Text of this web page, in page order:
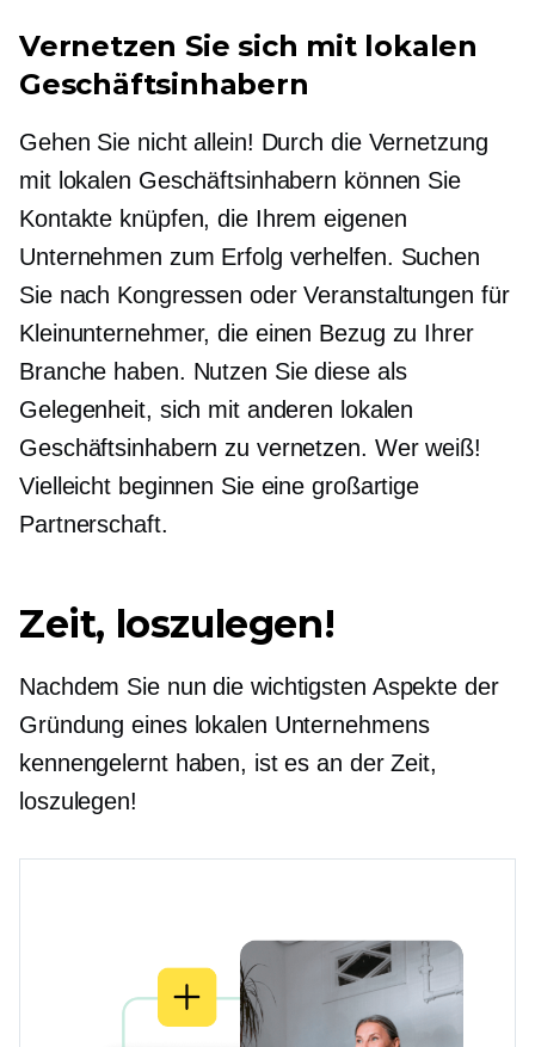
Vernetzen Sie sich mit lokalen
Geschäftsinhabern
Gehen Sie nicht allein! Durch die Vernetzung
mit lokalen Geschäftsinhabern können Sie
Kontakte knüpfen, die Ihrem eigenen
Unternehmen zum Erfolg verhelfen. Suchen
Sie nach Kongressen oder Veranstaltungen für
Kleinunternehmer, die einen Bezug zu Ihrer
Branche haben. Nutzen Sie diese als
Gelegenheit, sich mit anderen lokalen
Geschäftsinhabern zu vernetzen. Wer weiß!
Vielleicht beginnen Sie eine großartige
Partnerschaft.
Zeit, loszulegen!
Nachdem Sie nun die wichtigsten Aspekte der
Gründung eines lokalen Unternehmens
kennengelernt haben, ist es an der Zeit,
loszulegen!